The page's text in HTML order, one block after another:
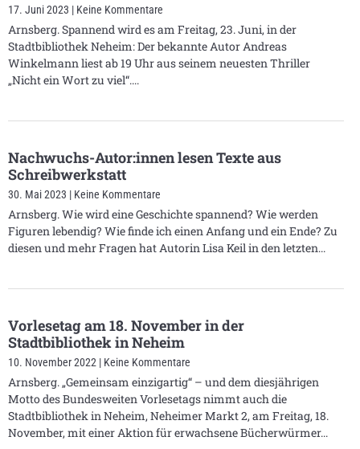
17. Juni 2023 Keine Kommentare
Arnsberg. Spannend wird es am Freitag, 23. Juni, in der
Stadtbibliothek Neheim: Der bekannte Autor Andreas
Winkelmann liest ab 19 Uhr aus seinem neuesten Thriller
„Nicht ein Wort zu viel“.
Nachwuchs-Autor:innen lesen Texte aus
Schreibwerkstatt
30. Mai 2023 Keine Kommentare
Arnsberg. Wie wird eine Geschichte spannend? Wie werden
Figuren lebendig? Wie finde ich einen Anfang und ein Ende? Zu
diesen und mehr Fragen hat Autorin Lisa Keil in den letzten
Vorlesetag am 18. November in der
Stadtbibliothek in Neheim
10. November 2022 Keine Kommentare
Arnsberg. „Gemeinsam einzigartig“ – und dem diesjährigen
Motto des Bundesweiten Vorlesetags nimmt auch die
Stadtbibliothek in Neheim, Neheimer Markt 2, am Freitag, 18.
November, mit einer Aktion für erwachsene Bücherwürmer